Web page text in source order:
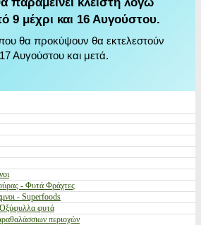
9 μέχρι και 16 Αυγούστου.
θα προκύψουν θα εκτελεστούν
Αυγούστου και μετά.
- Φυτά Φράχτες
- Superfoods
φυτά
περιοχών